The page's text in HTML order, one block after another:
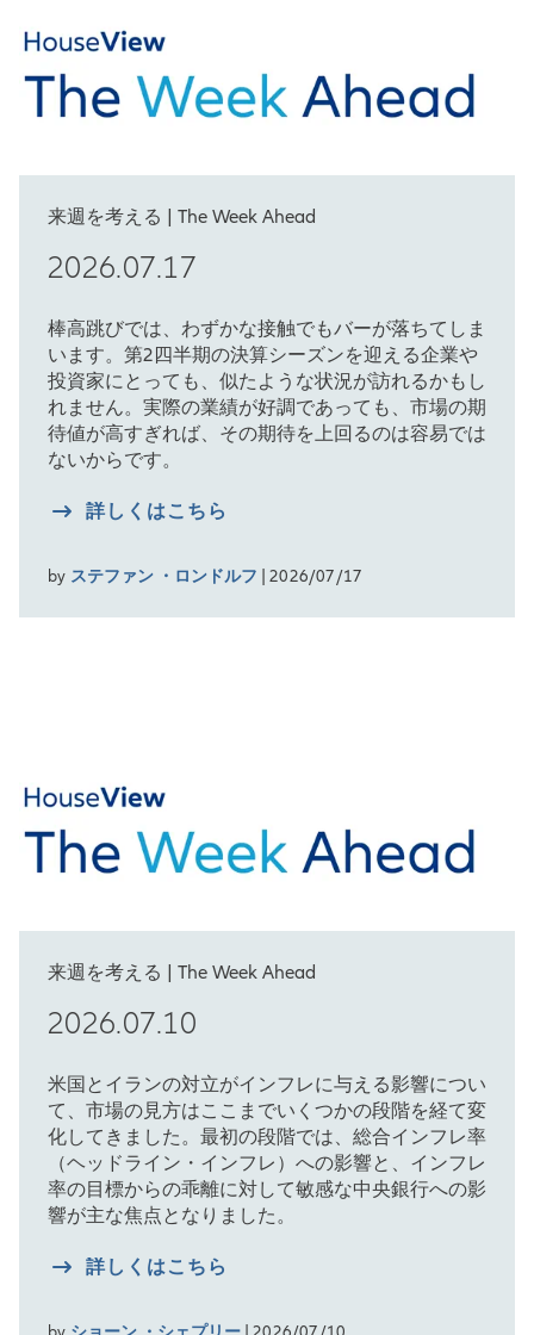
来週を考える | The Week Ahead
2026.07.17
棒高跳びでは、わずかな接触でもバーが落ちてしま
います。第2四半期の決算シーズンを迎える企業や
投資家にとっても、似たような状況が訪れるかもし
れません。実際の業績が好調であっても、市場の期
待値が高すぎれば、その期待を上回るのは容易では
ないからです。
詳しくはこちら
by ステファン ・ロンドルフ | 2026/07/17
来週を考える | The Week Ahead
2026.07.10
米国とイランの対立がインフレに与える影響につい
て、市場の見方はここまでいくつかの段階を経て変
化してきました。最初の段階では、総合インフレ率
（ヘッドライン・インフレ）への影響と、インフレ
率の目標からの乖離に対して敏感な中央銀行への影
響が主な焦点となりました。
詳しくはこちら